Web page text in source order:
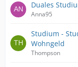
Duales
Anna95
Studium -
Wohngeld
Thompson